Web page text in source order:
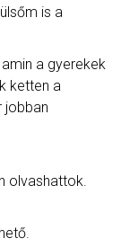
is a
a gyerekek
ketten a
jobban
olvashattok.